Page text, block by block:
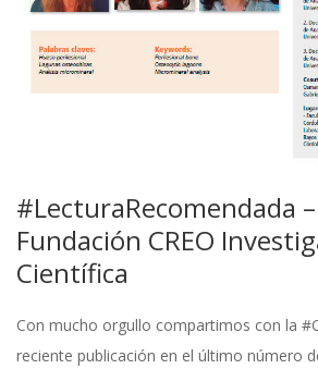
#LecturaRecomendada
Fundación CREO
Científica
Con mucho orgullo compartimos con la
reciente publicación en el último número